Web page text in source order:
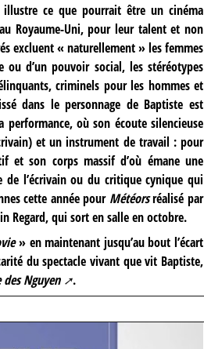
ce que pourrait être un cinéma
Royaume-Uni, pour leur talent et non
excluent « naturellement » les femmes
ou d’un pouvoir social, les stéréotypes
criminels pour les hommes et
dans le personnage de Baptiste est
où son écoute silencieuse
et un instrument de travail : pour
et son corps massif d’où émane une
l’écrivain ou du critique cynique qui
cette année pour Météorsréalisé par
Regard, qui sort en salle en octobre.
» en maintenant jusqu’au bout l’écart
du spectacle vivant que vit Baptiste,
Nguyen
.